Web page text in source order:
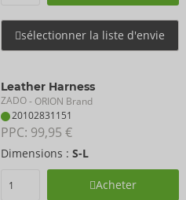
sélectionner la liste d'envie
Leather Harness
ZADO- ORION Brand
20102831151
PPC: 99,95 €
Dimensions : S-L
Acheter